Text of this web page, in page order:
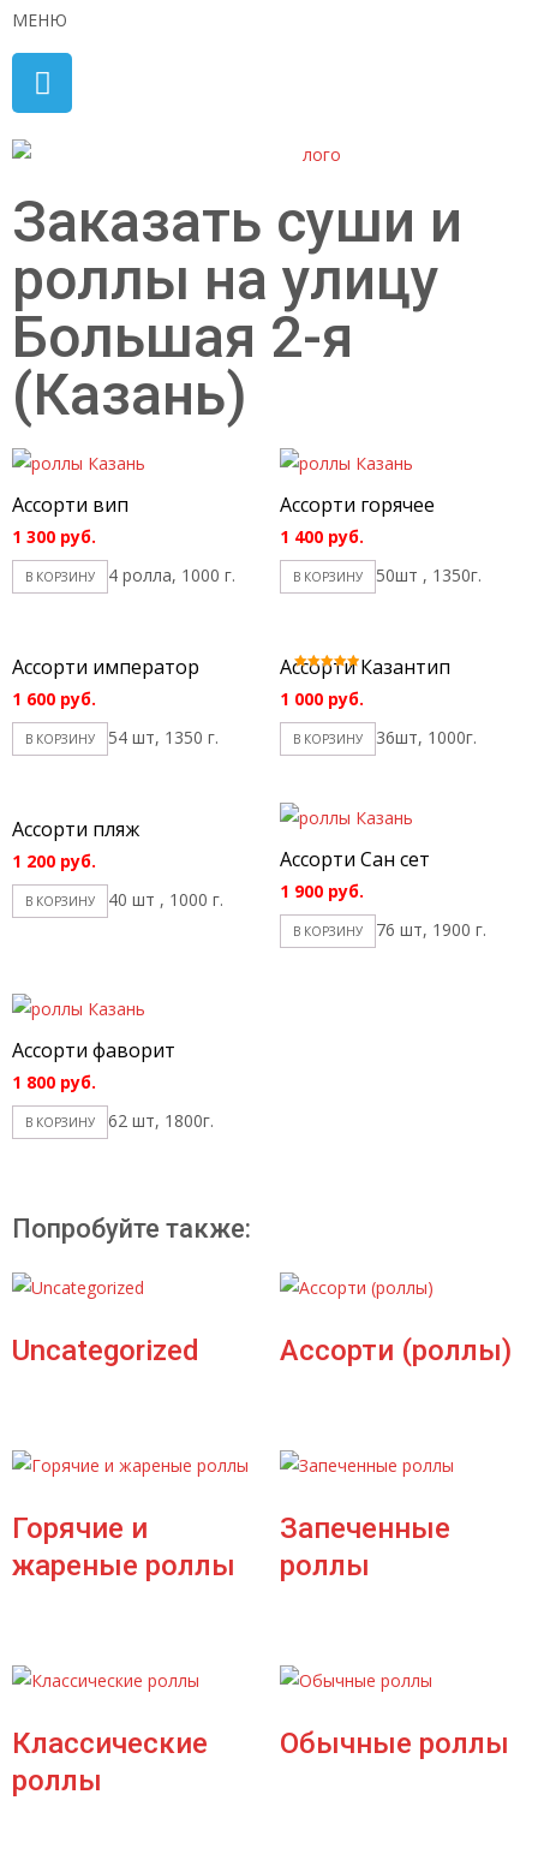
МЕНЮ
Заказать суши и
роллы на улицу
Большая 2-я
(Казань)
Ассорти вип
1 300 руб.
В КОРЗИНУ 4 ролла, 1000 г.
Ассорти горячее
1 400 руб.
В КОРЗИНУ 50шт , 1350г.
Ассорти император
1 600 руб.
В КОРЗИНУ 54 шт, 1350 г.
Ассорти Казантип
Оценка
из 5
1 000 руб.
В КОРЗИНУ 36шт, 1000г.
Ассорти пляж
1 200 руб.
В КОРЗИНУ 40 шт , 1000 г.
Ассорти Сан сет
1 900 руб.
В КОРЗИНУ 76 шт, 1900 г.
Ассорти фаворит
1 800 руб.
В КОРЗИНУ 62 шт, 1800г.
Попробуйте также:
Uncategorized Ассорти (роллы)
Горячие и
жареные роллы
Запеченные
роллы
Классические
роллы
Обычные роллы